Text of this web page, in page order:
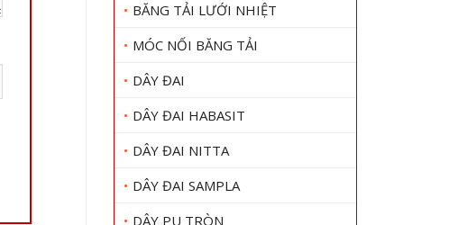
BĂNG TẢI LƯỚI NHIỆT
MÓC NỐI BĂNG TẢI
DÂY ĐAI
DÂY ĐAI HABASIT
DÂY ĐAI NITTA
DÂY ĐAI SAMPLA
DÂY PU TRÒN